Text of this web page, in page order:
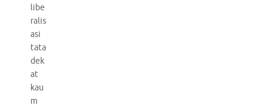
libe
ralis
asi
tata
dek
at
kau
m